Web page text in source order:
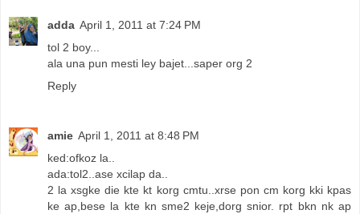
adda April 1, 2011 at 7:24 PM
tol 2 boy...
ala una pun mesti ley bajet...saper org 2
Reply
amie April 1, 2011 at 8:48 PM
ked:ofkoz la..
ada:tol2..ase xcilap da..
2 la xsgke die kte kt korg cmtu..xrse pon cm korg kki kpas
ke ap,bese la kte kn sme2 keje,dorg snior. rpt bkn nk ap